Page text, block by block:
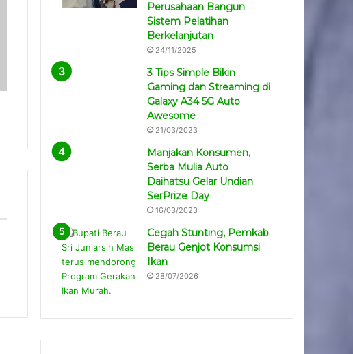
Perusahaan Bangun
Sistem Pelatihan
Berkelanjutan
24/11/2025
3 Tips Simple Bikin
Gaming dan Streaming di
Galaxy A34 5G Auto
Awesome
21/03/2023
Manjakan Konsumen,
Serba Mulia Auto
Daihatsu Gelar Undian
SerPrize Day
16/03/2023
Cegah Stunting, Pemkab
Berau Genjot Konsumsi
Ikan
28/07/2026